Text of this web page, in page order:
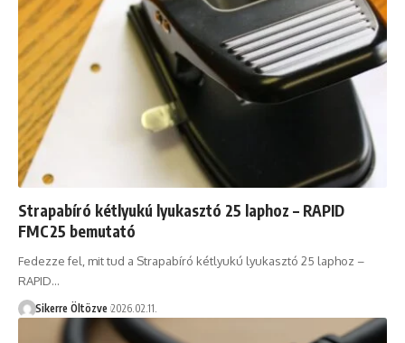
Strapabíró kétlyukú lyukasztó 25 laphoz – RAPID
FMC25 bemutató
Fedezze fel, mit tud a Strapabíró kétlyukú lyukasztó 25 laphoz –
RAPID…
Sikerre Öltözve 2026.02.11.